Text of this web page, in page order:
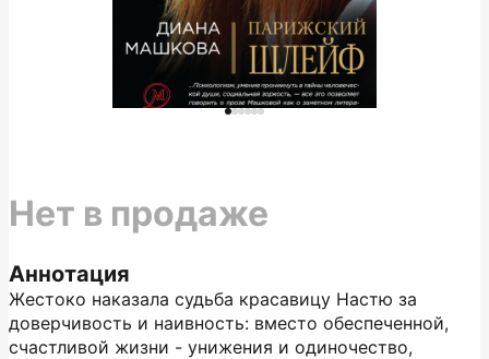
Аннотация
Жестоко наказала судьба красавицу Настю за
доверчивость и наивность: вместо обеспеченной,
счастливой жизни - унижения и одиночество,
Нет в продаже